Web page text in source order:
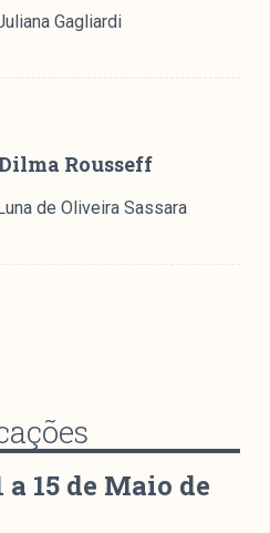
do CNPq e é sediado
Gagliardi
Rousseff
de Oliveira Sassara
a 15 de Maio de